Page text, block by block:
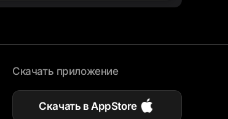
Скачать приложение
Скачать в AppStore